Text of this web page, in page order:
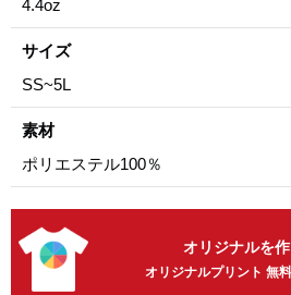
4.4oz
サイズ
SS~5L
素材
ポリエステル100％
オリジナルを
オリジナルプリント 無